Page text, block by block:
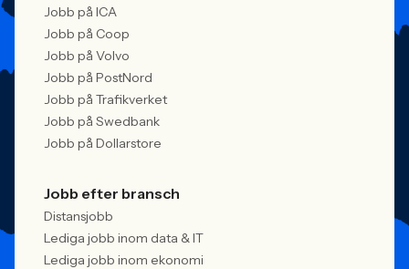
Jobb på ICA
Jobb på Coop
Jobb på Volvo
Jobb på PostNord
Jobb på Trafikverket
Jobb på Swedbank
Jobb på Dollarstore
Jobb efter bransch
Distansjobb
Lediga jobb inom data & IT
Lediga jobb inom ekonomi